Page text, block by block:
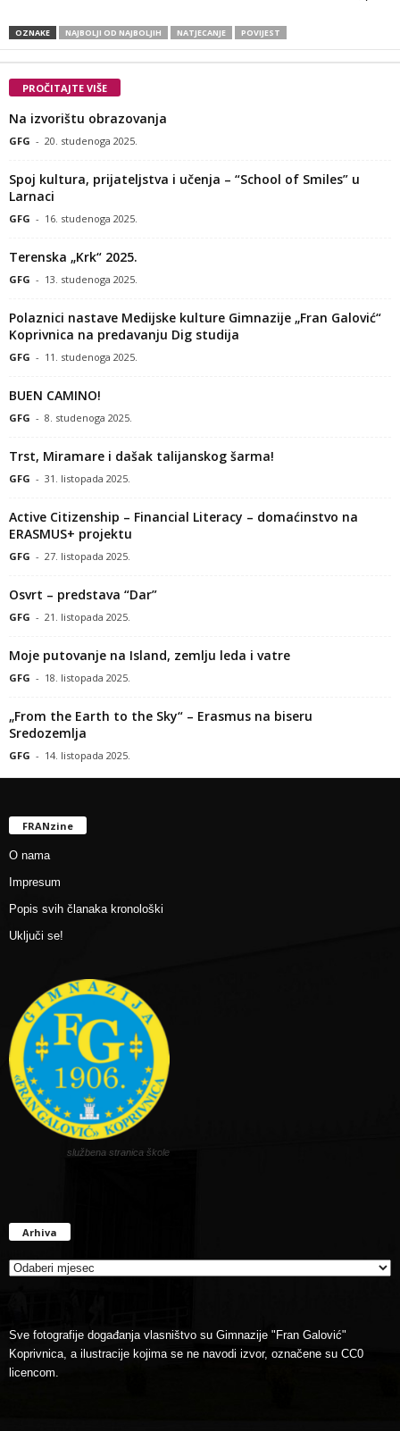
OZNAKE NAJBOLJI OD NAJBOLJIH NATJECANJE POVIJEST
PROČITAJTE VIŠE
Na izvorištu obrazovanja
GFG - 20. studenoga 2025.
Spoj kultura, prijateljstva i učenja – “School of Smiles” u
Larnaci
GFG - 16. studenoga 2025.
Terenska „Krk“ 2025.
GFG - 13. studenoga 2025.
Polaznici nastave Medijske kulture Gimnazije „Fran Galović“
Koprivnica na predavanju Dig studija
GFG - 11. studenoga 2025.
BUEN CAMINO!
GFG - 8. studenoga 2025.
Trst, Miramare i dašak talijanskog šarma!
GFG - 31. listopada 2025.
Active Citizenship – Financial Literacy – domaćinstvo na
ERASMUS+ projektu
GFG - 27. listopada 2025.
Osvrt – predstava “Dar”
GFG - 21. listopada 2025.
Moje putovanje na Island, zemlju leda i vatre
GFG - 18. listopada 2025.
„From the Earth to the Sky“ – Erasmus na biseru
Sredozemlja
GFG - 14. listopada 2025.
FRANzine
O nama
Impresum
Popis svih članaka kronološki
Uključi se!
službena stranica škole
Arhiva
Sve fotografije događanja vlasništvo su Gimnazije "Fran Galović"
Koprivnica, a ilustracije kojima se ne navodi izvor, označene su CC0
licencom.